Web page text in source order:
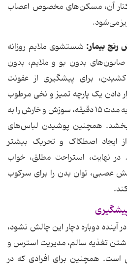
آن، مسکن‌های مخصوص اعصاب
می‌شود.
بیمار: شستشوی ملایم روزانه
بدون بو و ملایم، بدون
برای پیشگیری از عفونت
دادن یک پارچه تمیز و نخی مرطوب
شده با آب سرد روی تاول‌ها به مدت ۱۵ دقیقه، سوزش و خارش را به
همچنین پوشیدن لباس‌های
ایجاد اصطکاک و تحریک بیشتر
نهایت، استراحت مطلق، خواب
عصبی، توان بدن را برای سرکوب
آینده دوباره دچار این چالش نشود،
تغذیه سالم، مدیریت استرس و
است. همچنین برای افرادی که در